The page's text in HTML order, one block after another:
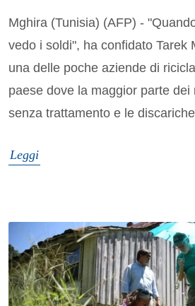
Mghira (Tunisia) (AFP) -
vedo i soldi", ha confidato Tarek
una delle poche aziende di
paese dove la maggior parte dei
senza trattamento e le
Leggi